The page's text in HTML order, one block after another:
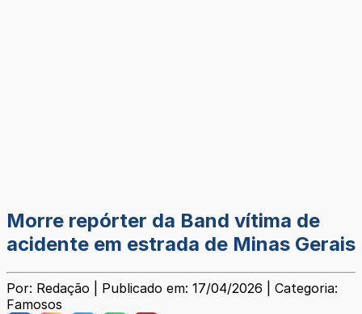
Morre repórter da Band vítima de
acidente em estrada de Minas Gerais
Por: Redação | Publicado em: 17/04/2026 | Categoria:
Famosos